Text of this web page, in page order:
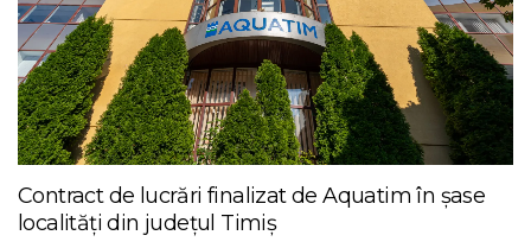
Contract de lucrări finalizat de Aquatim în șase
localități din județul Timiș